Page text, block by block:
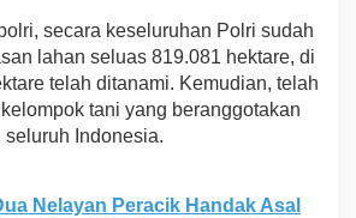
secara keseluruhan Polri sudah
lahan seluas 819.081 hektare, di
telah ditanami. Kemudian, telah
tani yang beranggotakan
Indonesia.
Nelayan Peracik Handak Asal